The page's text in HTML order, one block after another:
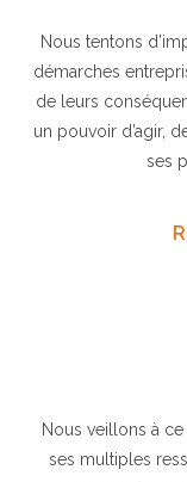
Nous tentons
démarches
de leurs
un pouvoir d’agir,
ses
Nous veillons à
ses multiples